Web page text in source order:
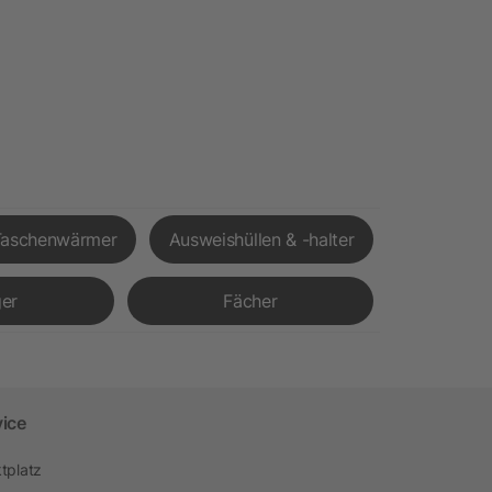
Ausweishüllen & -halter
Fächer